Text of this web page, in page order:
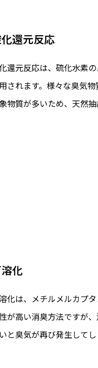
還元反応
還元反応は、硫化水素
されます。様々な臭気
物質が多いため、天然
化
化は、メチルメルカプ
が高い消臭方法ですが
と臭気が再び発生してし